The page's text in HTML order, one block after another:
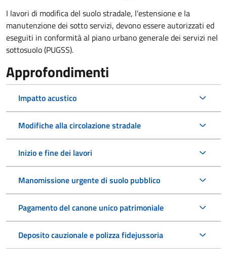
I lavori di modifica del suolo stradale, l'estensione e la
manutenzione dei sotto servizi, devono essere autorizzati ed
eseguiti in conformità al piano urbano generale dei servizi nel
sottosuolo (PUGSS).
Approfondimenti
Impatto acustico
Modifiche alla circolazione stradale
Inizio e fine dei lavori
Manomissione urgente di suolo pubblico
Pagamento del canone unico patrimoniale
Deposito cauzionale e polizza fidejussoria